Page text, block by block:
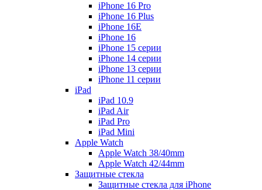
iPhone 16 Pro
iPhone 16 Plus
iPhone 16E
iPhone 16
iPhone 15 серии
iPhone 14 серии
iPhone 13 серии
iPhone 11 серии
iPad
iPad 10.9
iPad Air
iPad Pro
iPad Mini
Apple Watch
Apple Watch 38/40mm
Apple Watch 42/44mm
Защитные стекла
Защитные стекла для iPhone